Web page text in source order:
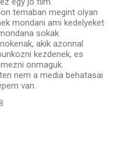
temaban megint olyan
mondani ami kedelyeket
sokak
akik azonnal
kezdenek, es
onmaguk.
nem a media behatasai
van.